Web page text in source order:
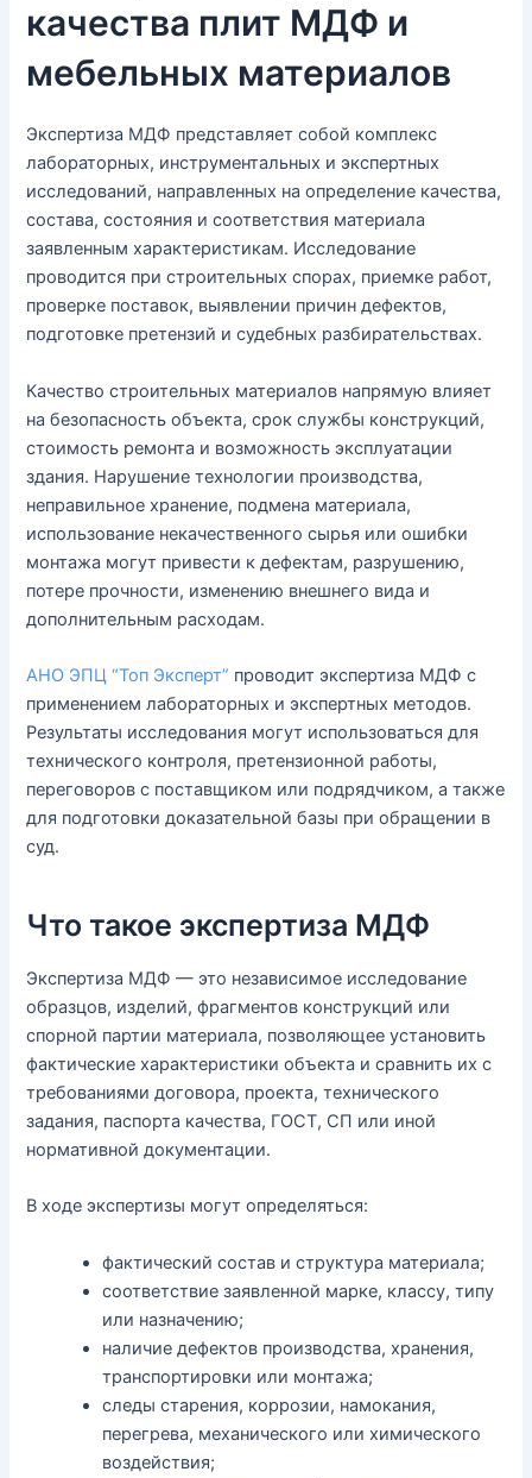
качества плит МДФ и
мебельных материалов
Экспертиза МДФ представляет собой комплекс
лабораторных, инструментальных и экспертных
исследований, направленных на определение качества,
состава, состояния и соответствия материала
заявленным характеристикам. Исследование
проводится при строительных спорах, приемке работ,
проверке поставок, выявлении причин дефектов,
подготовке претензий и судебных разбирательствах.
Качество строительных материалов напрямую влияет
на безопасность объекта, срок службы конструкций,
стоимость ремонта и возможность эксплуатации
здания. Нарушение технологии производства,
неправильное хранение, подмена материала,
использование некачественного сырья или ошибки
монтажа могут привести к дефектам, разрушению,
потере прочности, изменению внешнего вида и
дополнительным расходам.
АНО ЭПЦ “Топ Эксперт” проводит экспертиза МДФ с
применением лабораторных и экспертных методов.
Результаты исследования могут использоваться для
технического контроля, претензионной работы,
переговоров с поставщиком или подрядчиком, а также
для подготовки доказательной базы при обращении в
суд.
Что такое экспертиза МДФ
Экспертиза МДФ — это независимое исследование
образцов, изделий, фрагментов конструкций или
спорной партии материала, позволяющее установить
фактические характеристики объекта и сравнить их с
требованиями договора, проекта, технического
задания, паспорта качества, ГОСТ, СП или иной
нормативной документации.
В ходе экспертизы могут определяться:
фактический состав и структура материала;
соответствие заявленной марке, классу, типу
или назначению;
наличие дефектов производства, хранения,
транспортировки или монтажа;
следы старения, коррозии, намокания,
перегрева, механического или химического
воздействия;